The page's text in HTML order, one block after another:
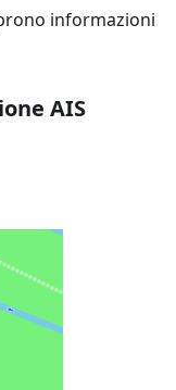
informazioni
AIS